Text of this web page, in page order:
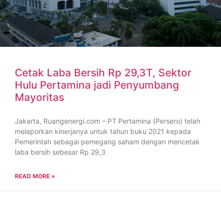
Cetak Laba Bersih Rp 29,3T, Sektor
Hulu Pertamina jadi Penyumbang
Mayoritas
Jakarta, Ruangenergi.com – PT Pertamina (Persero) telah
melaporkan kinerjanya untuk tahun buku 2021 kepada
Pemerintah sebagai pemegang saham dengan mencetak
laba bersih sebesar Rp 29,3
READ MORE »